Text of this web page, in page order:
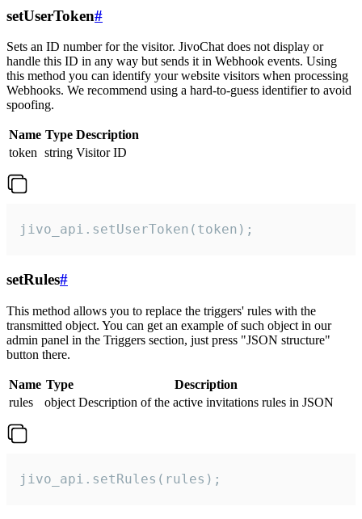
setUserToken#
Sets an ID number for the visitor. JivoChat does not display or
handle this ID in any way but sends it in Webhook events. Using
this method you can identify your website visitors when processing
Webhooks. We recommend using a hard-to-guess identifier to avoid
spoofing.
Name Type Description
token string Visitor ID
jivo_api.setUserToken(token);
setRules#
This method allows you to replace the triggers' rules with the
transmitted object. You can get an example of such object in our
admin panel in the Triggers section, just press "JSON structure"
button there.
Name Type
Description
rules
object Description of the active invitations rules in JSON
jivo_api.setRules(rules);